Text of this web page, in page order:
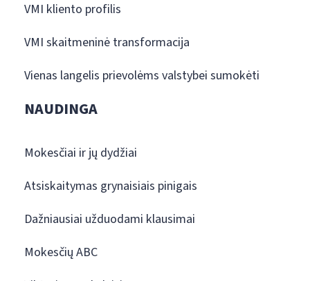
VMI kliento profilis
VMI skaitmeninė transformacija
Vienas langelis prievolėms valstybei sumokėti
NAUDINGA
Mokesčiai ir jų dydžiai
Atsiskaitymas grynaisiais pinigais
Dažniausiai užduodami klausimai
Mokesčių ABC